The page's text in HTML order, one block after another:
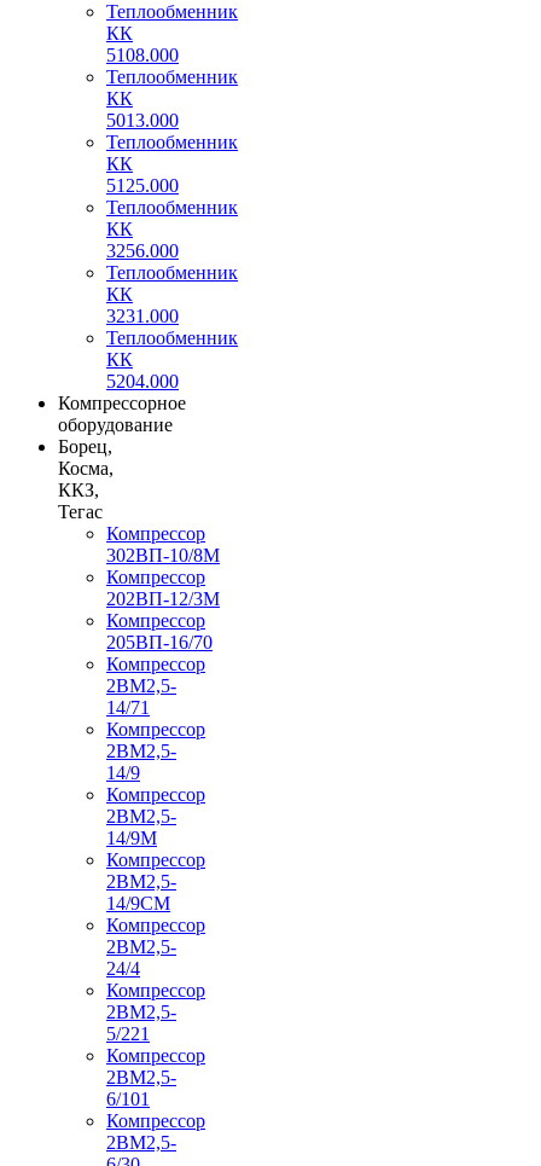
Теплообменник
КК
5108.000
Теплообменник
КК
5013.000
Теплообменник
КК
5125.000
Теплообменник
КК
3256.000
Теплообменник
КК
3231.000
Теплообменник
КК
5204.000
Компрессорное
оборудование
Борец,
Косма,
ККЗ,
Тегас
Компрессор
302ВП-10/8М
Компрессор
202ВП-12/3М
Компрессор
205ВП-16/70
Компрессор
2ВМ2,5-
14/71
Компрессор
2ВМ2,5-
14/9
Компрессор
2ВМ2,5-
14/9М
Компрессор
2ВМ2,5-
14/9СМ
Компрессор
2ВМ2,5-
24/4
Компрессор
2ВМ2,5-
5/221
Компрессор
2ВМ2,5-
6/101
Компрессор
2ВМ2,5-